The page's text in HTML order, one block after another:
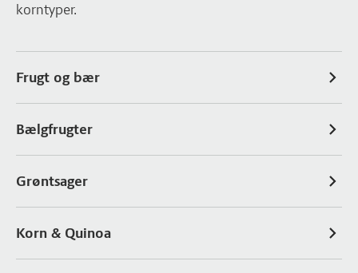
korntyper.
Frugt og bær
Bælgfrugter
Grøntsager
Korn & Quinoa